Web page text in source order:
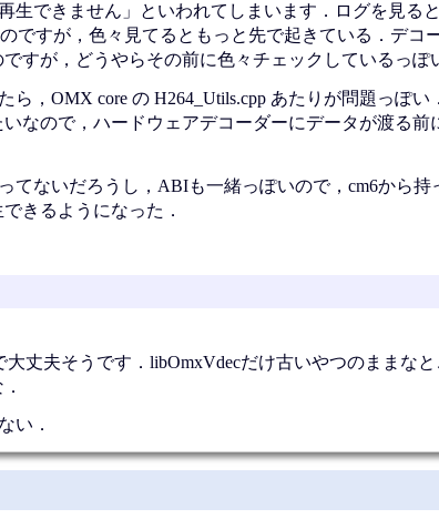
生できません」といわれてしまいます．ログを見ると
ですが，色々見てるともっと先で起きている．デコ
すが，どうやらその前に色々チェックしているっぽ
ら，OMX core の H264_Utils.cpp あたりが問題っぽい
なので，ハードウェアデコーダーにデータが渡る前
てないだろうし，ABIも一緒っぽいので，cm6から持
きるようになった．
丈夫そうです．libOmxVdecだけ古いやつのままな
い．